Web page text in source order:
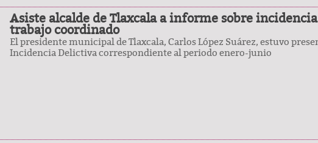
Asiste alcalde de Tlaxcala a informe sobre
trabajo coordinado
El presidente municipal de Tlaxcala, Carlos López Suárez, estuvo
Incidencia Delictiva correspondiente al periodo enero-junio